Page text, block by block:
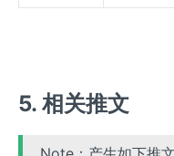
5. 相关推文